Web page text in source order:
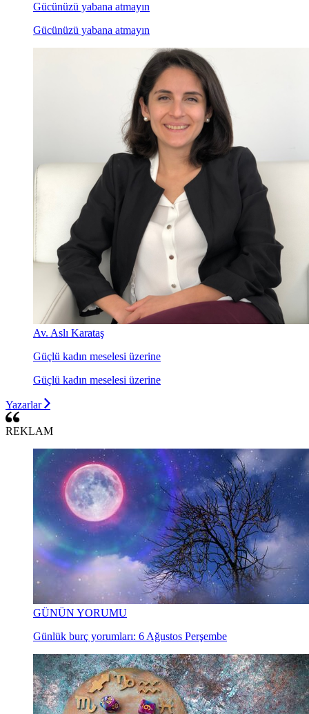
Gücünüzü yabana atmayın
Gücünüzü yabana atmayın
Av. Aslı Karataş
Güçlü kadın meselesi üzerine
Güçlü kadın meselesi üzerine
Yazarlar
REKLAM
GÜNÜN YORUMU
Günlük burç yorumları: 6 Ağustos Perşembe